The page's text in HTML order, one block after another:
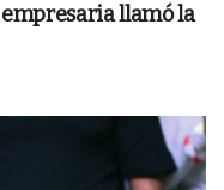
empresaria llamó la